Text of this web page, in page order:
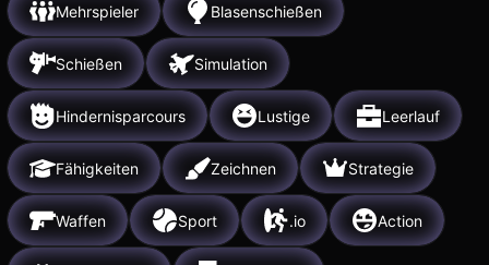
Mehrspieler Blasenschießen
Schießen Simulation
Hindernisparcours Lustige Leerlauf
Fähigkeiten Zeichnen Strategie
Waffen Sport .io Action